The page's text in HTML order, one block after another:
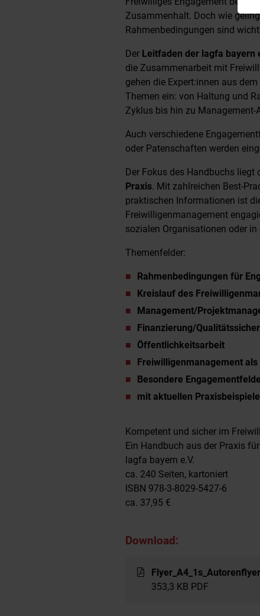
Zusammenhalt. Doch wie
Rahmenbedingungen sind
Der Leitfaden der lagfa bayern
die Zusammenarbeit mit
gehen die Expert:innen aus
Themen ein: von Haltung und
Zyklus bis hin zu Management-
Auch verschiedene
oder Patenschaften werden
Der Fokus des Handbuchs liegt
Praxis. Mit zahlreichen Best-
praktischen Informationen ist
Freiwilligenmanagement
sozialen Organisationen oder
Themenfelder:
Rahmenbedingungen für
Kreislauf des
Management/
Finanzierung/
Öffentlichkeitsarbeit
Freiwilligenmanagement
Besondere
mit aktuellen
Kompetent und sicher im
Ein Handbuch aus der Praxis
lagfa bayern e.V.
ca. 240 Seiten, kartoniert
ISBN 978-3-8029-5427-6
ca. 37,95 €
Download:
353,3 KB PDF